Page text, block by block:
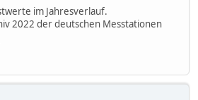
im Jahresverlauf.
2022 der deutschen Messtationen